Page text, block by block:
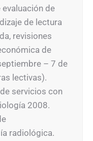
de
de lectura
revisiones
de
– 7 de
lectivas).
servicios con
2008.
radiológica.